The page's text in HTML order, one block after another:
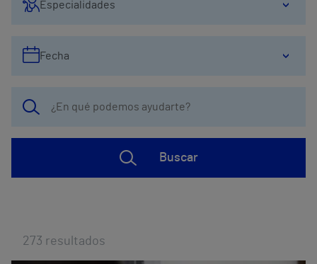
Especialidades
Fecha
Buscar
273 resultados